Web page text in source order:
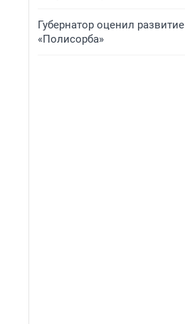
Губернатор оценил развитие
«Полисорба»